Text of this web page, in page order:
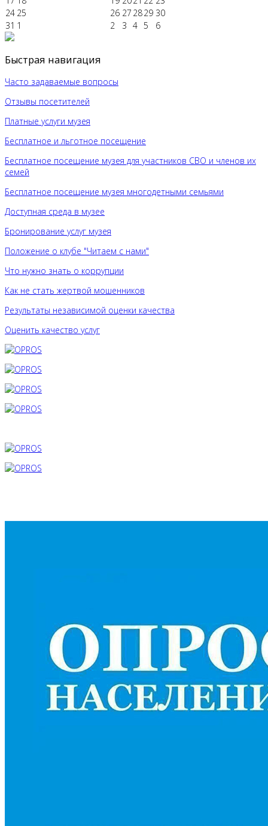
24 25 26 27 2829 30
31 1 2 3 4 5 6
Быстрая навигация
Часто задаваемые вопросы
Отзывы посетителей
Платные услуги музея
Бесплатное и льготное посещение
Бесплатное посещение музея для участников СВО и членов их
семей
Бесплатное посещение музея многодетными семьями
Доступная среда в музее
Бронирование услуг музея
Положение о клубе "Читаем с нами"
Что нужно знать о коррупции
Как не стать жертвой мошенников
Результаты независимой оценки качества
Оценить качество услуг